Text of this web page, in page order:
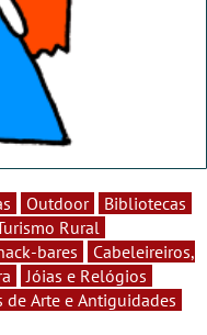
Outdoor
Bibliotecas
Rural
bares
Cabeleireiros,
Jóias e Relógios
de Arte e Antiguidades